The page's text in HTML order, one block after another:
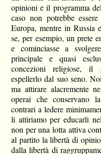
opinioni e il programma
caso non potrebbe
Europa, mentre in Russia
se, per esempio, un prete
e cominciasse a
principale e quasi
concezioni religiose, il
espellerlo dal suo seno.
ma attirare alacremente
operai che conservano
contrari a ledere
li attiriamo per educarli
non per una lotta attiva
al partito la libertà di
dalla libertà di